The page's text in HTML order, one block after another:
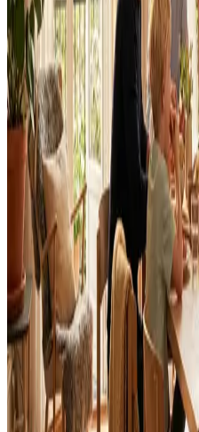
Fast pris uden overraskelser